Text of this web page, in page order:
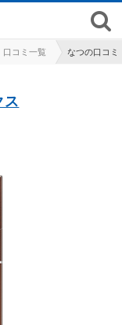
口コミ一覧 なつの口コミ
ス